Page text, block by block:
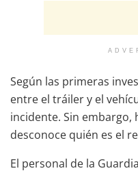
Según las primeras
entre el tráiler y el
incidente. Sin embargo,
desconoce quién es el
El personal de la